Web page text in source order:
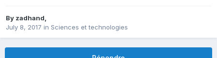
By zadhand,
July 8, 2017 in Sciences et technologies